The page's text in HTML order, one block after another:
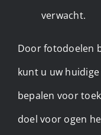
verwacht. ​
Door fotodoelen
kunt u uw
bepalen voor
doel voor ogen